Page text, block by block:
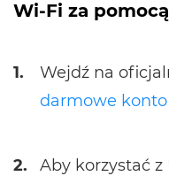
Wi-Fi za
1. Wejdź na
darmowe
2.
Aby korzystać